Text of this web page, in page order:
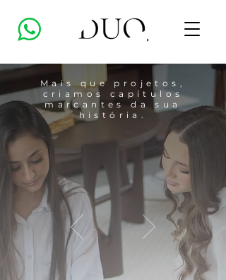
Mais que projetos,
criamos capítulos
marcantes da sua
história.